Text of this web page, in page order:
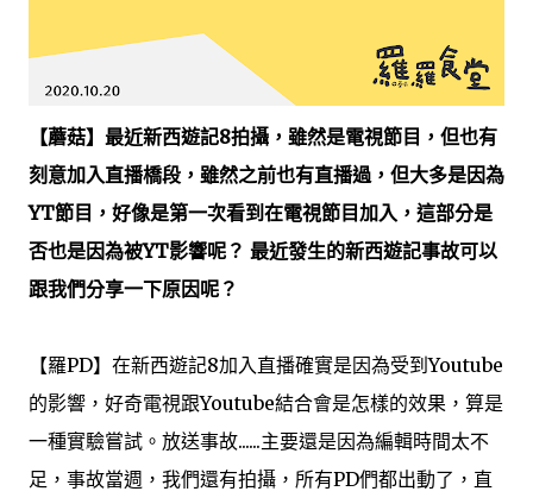
【蘑菇】 最近新西遊記8拍攝，雖然是電視節目，但也有
刻意加入直播橋段，雖然之前也有直播過，但大多是因為
YT節目，好像是第一次看到在電視節目加入，這部分是
否也是因為被YT影響呢？ 最近發生的新西遊記事故可以
跟我們分享一下原因呢？
【羅PD】在新西遊記8加入直播確實是因為受到Youtube
的影響，好奇電視跟Youtube結合會是怎樣的效果，算是
一種實驗嘗試。放送事故......主要還是因為編輯時間太不
足，事故當週，我們還有拍攝，所有PD們都出動了，直